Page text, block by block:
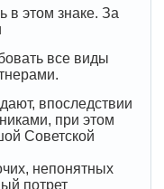
в этом знаке. За
все виды
впоследствии
при этом
Советской
непонятных
потрет